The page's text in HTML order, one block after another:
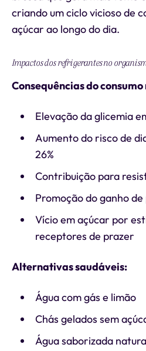
criando um ciclo vicioso de
açúcar ao longo do dia.
Impactos dos refrigerantes no
Consequências do
Elevação da glicemia
Aumento do risco de
26%
Contribuição para
Promoção do ganho
Vício em açúcar por
receptores de prazer
Alternativas saudáveis:
Água com gás e limão
Chás gelados sem
Água saborizada